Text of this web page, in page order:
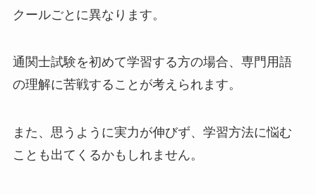
クールごとに異なります。
通関士試験を初めて学習する方の場合、専門用語
の理解に苦戦することが考えられます。
また、思うように実力が伸びず、学習方法に悩む
ことも出てくるかもしれません。